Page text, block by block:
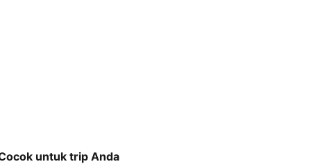
untuk trip Anda